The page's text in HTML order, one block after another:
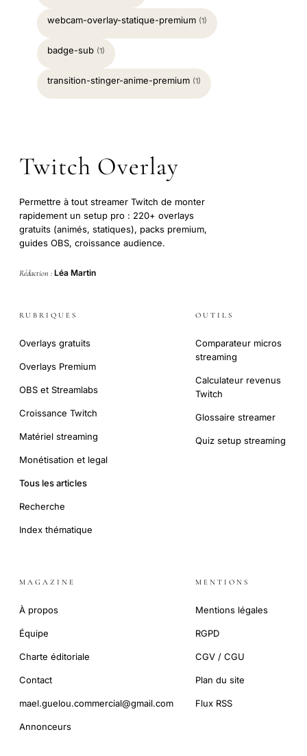
webcam-overlay-statique-premium (1)
badge-sub (1)
transition-stinger-anime-premium (1)
Twitch Overlay
Permettre à tout streamer Twitch de monter
rapidement un setup pro : 220+ overlays
gratuits (animés, statiques), packs premium,
guides OBS, croissance audience.
Rédaction : Léa Martin
RUBRIQUES
Overlays gratuits
Overlays Premium
OBS et Streamlabs
Croissance Twitch
Matériel streaming
Monétisation et legal
Tous les articles
Recherche
Index thématique
OUTILS
Comparateur micros
streaming
Calculateur revenus
Twitch
Glossaire streamer
Quiz setup streaming
MAGAZINE
À propos
Équipe
Charte éditoriale
Contact
mael.guelou.commercial@gmail.com
Annonceurs
MENTIONS
Mentions légales
RGPD
CGV / CGU
Plan du site
Flux RSS